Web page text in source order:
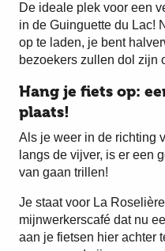
De ideale plek voor een
in de Guinguette du Lac!
op te laden, je bent
bezoekers zullen dol zijn
Hang je fiets op:
plaats!
Als je weer in de richting
langs de vijver, is er een
van gaan trillen!
Je staat voor La
mijnwerkerscafé dat nu
aan je fietsen hier achter